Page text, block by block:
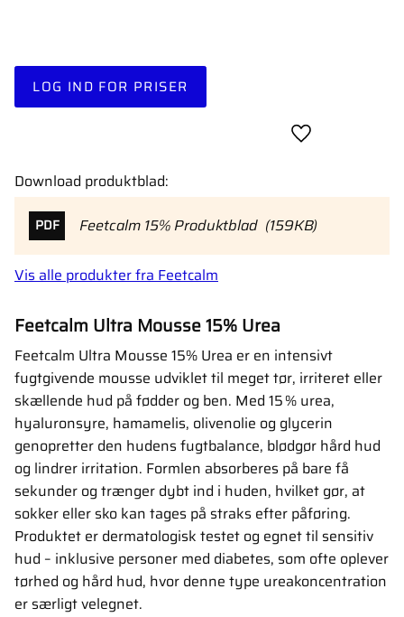
LOG IND FOR PRISER
Gem som
Download produktblad:
PDF Feetcalm 15% Produktblad 159KB
Vis alle produkter fra Feetcalm
Feetcalm Ultra Mousse 15% Urea
Feetcalm Ultra Mousse 15% Urea er en intensivt
fugtgivende mousse udviklet til meget tør, irriteret eller
skællende hud på fødder og ben. Med 15 % urea,
hyaluronsyre, hamamelis, olivenolie og glycerin
genopretter den hudens fugtbalance, blødgør hård hud
og lindrer irritation. Formlen absorberes på bare få
sekunder og trænger dybt ind i huden, hvilket gør, at
sokker eller sko kan tages på straks efter påføring.
Produktet er dermatologisk testet og egnet til sensitiv
hud – inklusive personer med diabetes, som ofte oplever
tørhed og hård hud, hvor denne type ureakoncentration
er særligt velegnet.